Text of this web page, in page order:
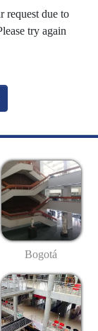
request due to
try again
Bogotá